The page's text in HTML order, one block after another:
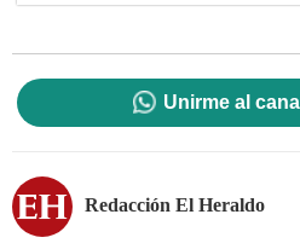
Unirme al
Redacción El Heraldo